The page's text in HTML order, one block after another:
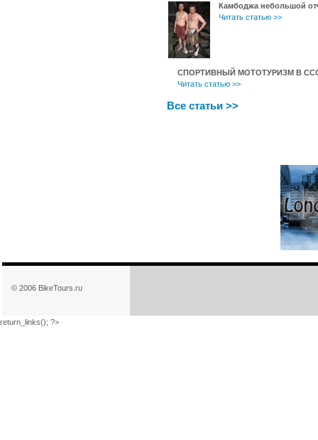
Камбоджа небольшой
Читать статью >>
СПОРТИВНЫЙ МОТОТУРИЗМ В
Читать статью >>
Все статьи >>
© 2006 BikeTours.ru
return_links(); ?>